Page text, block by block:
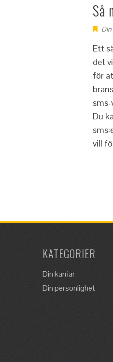
Så
Ett
det
för
Du
vill
KATEGORIER
Din karriär
Din personlighet